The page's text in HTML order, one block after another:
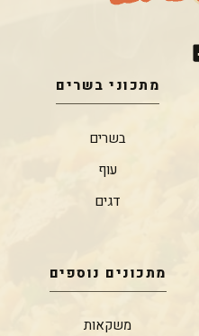
מתכוני בשרים
בשרים
עוף
דגים
מתכונים נוספים
משקאות